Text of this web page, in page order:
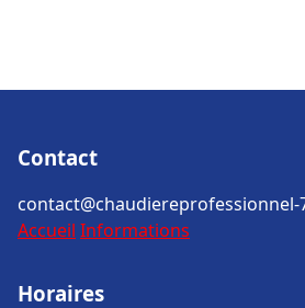
Contact
contact@chaudiereprofessionnel-
Accueil Informations
Horaires